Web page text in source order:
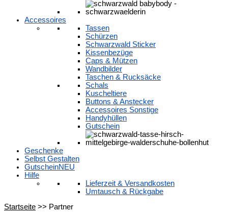
Accessoires
Tassen
Schürzen
Schwarzwald Sticker
Kissenbezüge
Caps & Mützen
Wandbilder
Taschen & Rucksäcke
Schals
Kuscheltiere
Buttons & Anstecker
Accessoires Sonstige
Handyhüllen
Gutschein
Geschenke
Selbst Gestalten
GutscheinNEU
Hilfe
Lieferzeit & Versandkosten
Umtausch & Rückgabe
Startseite >> Partner